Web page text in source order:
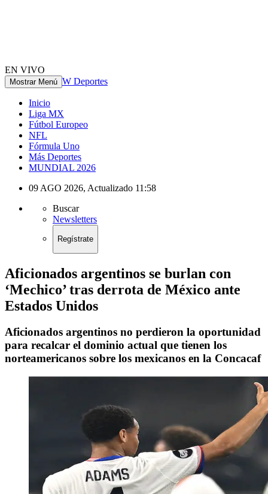
EN VIVO
Mostrar Menú W Deportes
Inicio
Liga MX
Fútbol Europeo
NFL
Fórmula Uno
Más Deportes
MUNDIAL 2026
09 AGO 2026, Actualizado 11:58
Buscar
Newsletters
Regístrate
Aficionados argentinos se burlan con
‘Mechico’ tras derrota de México ante
Estados Unidos
Aficionados argentinos no perdieron la oportunidad
para recalcar el dominio actual que tienen los
norteamericanos sobre los mexicanos en la Concacaf